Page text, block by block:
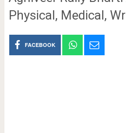
Physical, Medical,
FACEBOOK